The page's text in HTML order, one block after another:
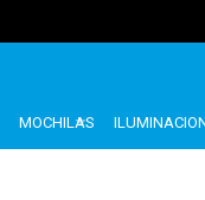
MOCHILAS